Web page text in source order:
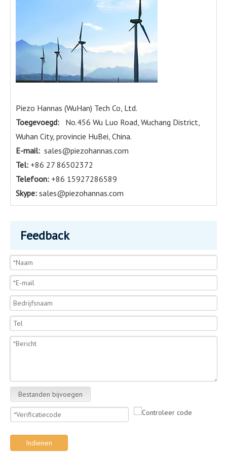
Piezo Hannas (WuHan) Tech Co, Ltd.
Toegevoegd:
No.456 Wu Luo Road, Wuchang District,
Wuhan City, provincie HuBei, China.
E-mail: sales@piezohannas.com
Tel: +86 27 86502372
Telefoon: +86 15927286589
Skype: sales@piezohannas.com
Feedback
Bestanden bijvoegen
Indienen